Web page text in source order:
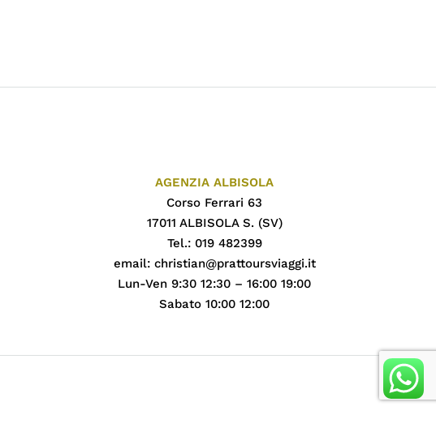
AGENZIA ALBISOLA
Corso Ferrari 63
17011 ALBISOLA S. (SV)
Tel.: 019 482399
email: christian@prattoursviaggi.it
Lun-Ven 9:30 12:30 – 16:00 19:00
Sabato 10:00 12:00